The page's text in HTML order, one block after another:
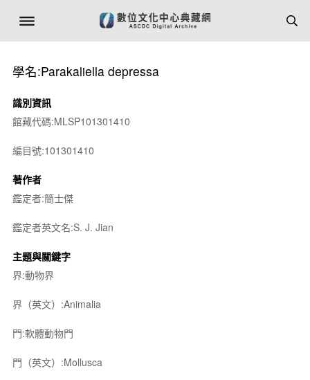
學名:Parakaliella depressa
識別資訊
館藏代碼:MLSP101301410
編目號:101301410
著作者
鑑定者:簡士傑
鑑定者英文名:S. J. Jian
主題與關鍵字
界:動物界
界（英文）:Animalia
門:軟體動物門
門（英文）:Mollusca